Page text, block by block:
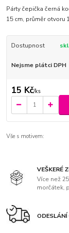
Párty čepička černá
15 cm, průměr otvoru
Dostupnost
Nejsme plátci DPH
15 Kč/ks
Vše s motivem:
VEŠKERÉ
Více než
morčátek,
ODESLÁNÍ